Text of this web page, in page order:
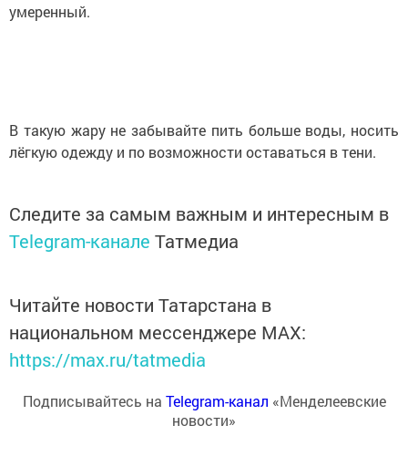
умеренный.
В такую жару не забывайте пить больше воды, носить
лёгкую одежду и по возможности оставаться в тени.
Следите за самым важным и интересным в
Telegram-канале Татмедиа
Читайте новости Татарстана в
национальном мессенджере MАХ:
https://max.ru/tatmedia
Подписывайтесь на Telegram-канал «Менделеевские
новости»